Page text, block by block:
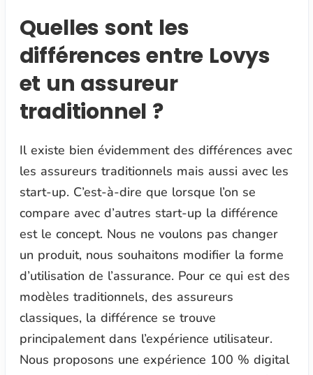
Quelles sont les
différences entre Lovys
et un assureur
traditionnel ?
Il existe bien évidemment des différences avec
les assureurs traditionnels mais aussi avec les
start-up. C’est-à-dire que lorsque l’on se
compare avec d’autres start-up la différence
est le concept. Nous ne voulons pas changer
un produit, nous souhaitons modifier la forme
d’utilisation de l’assurance. Pour ce qui est des
modèles traditionnels, des assureurs
classiques, la différence se trouve
principalement dans l’expérience utilisateur.
Nous proposons une expérience 100 % digital